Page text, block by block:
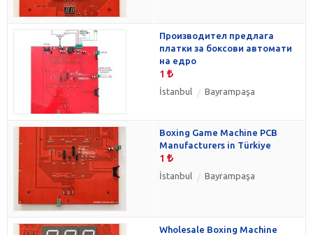
Производител предлага
платки за боксови автомати
на едро
1
İstanbul Bayrampaşa
Boxing Game Machine PCB
Manufacturers in Türkiye
1
İstanbul Bayrampaşa
Wholesale Boxing Machine